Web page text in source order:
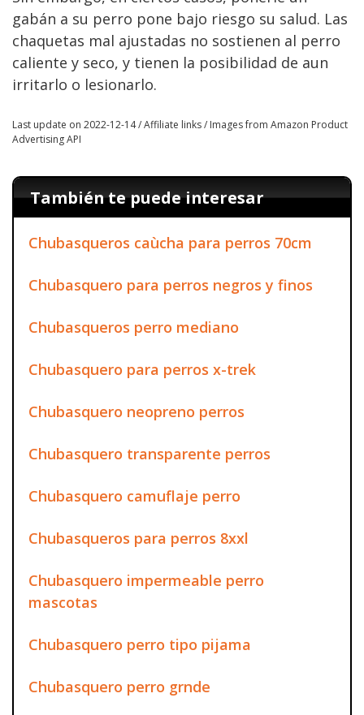
gabán a su perro pone bajo riesgo su salud. Las
chaquetas mal ajustadas no sostienen al perro
caliente y seco, y tienen la posibilidad de aun
irritarlo o lesionarlo.
Last update on 2022-12-14 / Affiliate links / Images from Amazon Product
Advertising API
También te puede interesar
Chubasqueros caùcha para perros 70cm
Chubasquero para perros negros y finos
Chubasqueros perro mediano
Chubasquero para perros x-trek
Chubasquero neopreno perros
Chubasquero transparente perros
Chubasquero camuflaje perro
Chubasqueros para perros 8xxl
Chubasquero impermeable perro
mascotas
Chubasquero perro tipo pijama
Chubasquero perro grnde